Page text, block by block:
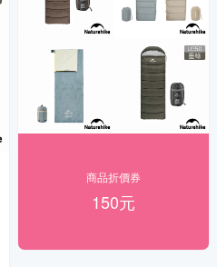
商品折價券
150元